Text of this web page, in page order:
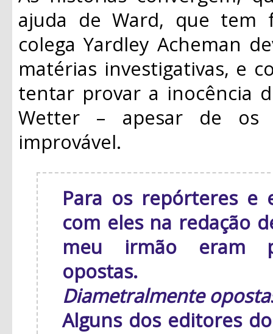
ajuda de Ward, que tem
colega Yardley Acheman
matérias investigativas, e
tentar provar a inocência
Wetter – apesar de os
improvável.
Para os repórteres e
com eles na redação
meu irmão eram
opostas.
Diametralmente
Alguns dos editores